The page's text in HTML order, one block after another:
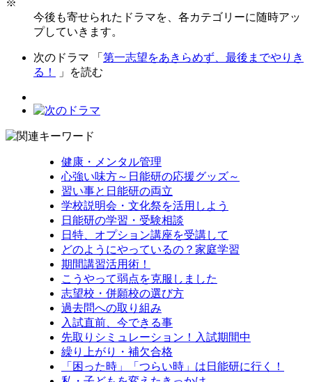
今後も寄せられたドラマを、各カテゴリーに随時アッ
プしていきます。
次のドラマ 「 第一志望をあきらめず、最後までやりき
る！
」を読む
健康・メンタル管理
心強い味方～日能研の応援グッズ～
習い事と日能研の両立
学校説明会・文化祭を活用しよう
日能研の学習・受験相談
日特、オプション講座を受講して
どのようにやっているの？家庭学習
期間講習活用術！
こうやって弱点を克服しました
志望校・併願校の選び方
過去問への取り組み
入試直前、今できる事
先取りシミュレーション！入試期間中
繰り上がり・補欠合格
「困った時」「つらい時」は日能研に行く！